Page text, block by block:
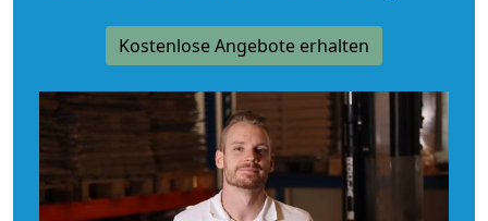
Kostenlose Angebote erhalten